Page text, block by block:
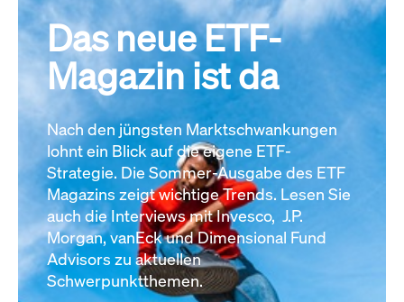
Das neue ETF-
Magazin ist da
Nach den jüngsten Marktschwankungen
lohnt ein Blick auf die eigene ETF-
Strategie. Die Sommer-Ausgabe des ETF
Magazins zeigt wichtige Trends. Lesen Sie
auch die Interviews mit Invesco, J.P.
Morgan, vanEck und Dimensional Fund
Advisors zu aktuellen
Schwerpunktthemen.